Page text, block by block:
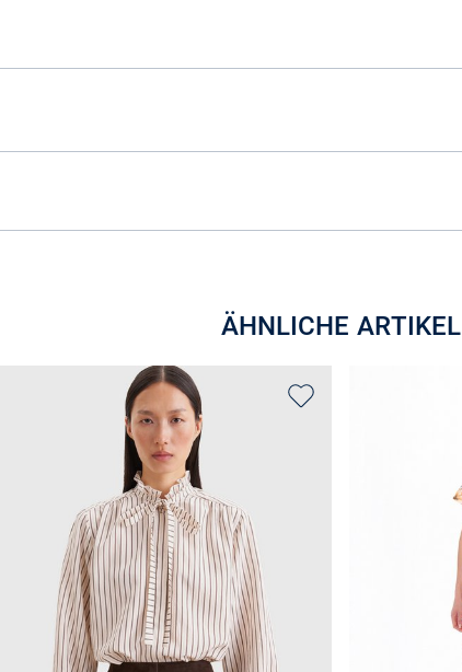
ÄHNLICHE ARTIKEL